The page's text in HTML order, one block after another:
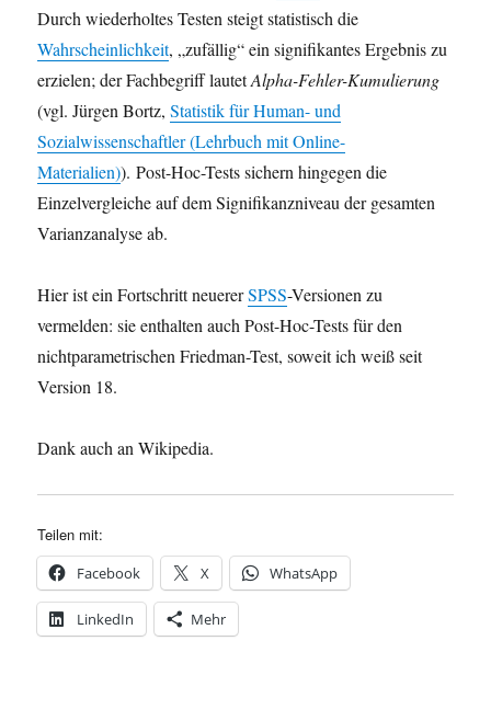
Durch wiederholtes Testen steigt statistisch die
Wahrscheinlichkeit, „zufällig“ ein signifikantes Ergebnis zu
erzielen; der Fachbegriff lautetAlpha-Fehler-Kumulierung
(vgl. Jürgen Bortz,Statistik für Human- und
Sozialwissenschaftler (Lehrbuch mit Online-
Materialien)). Post-Hoc-Tests sichern hingegen die
Einzelvergleiche auf dem Signifikanzniveau der gesamten
Varianzanalyse ab.
Hier ist ein Fortschritt neuererSPSS-Versionen zu
vermelden: sie enthalten auch Post-Hoc-Tests für den
nichtparametrischen Friedman-Test, soweit ich weiß seit
Version 18.
Dank auch an Wikipedia.
Teilen mit:
Facebook X WhatsApp
LinkedIn Mehr